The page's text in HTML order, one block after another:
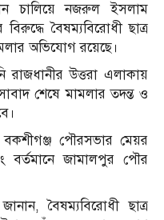
চালিয়ে নজরুল ইসলাম
বৈষম্যবিরোধী ছাত্র
অভিযোগ রয়েছে।
রাজধানীর উত্তরা এলাকায়
শেষে মামলার তদন্ত ও
পৌরসভার মেয়র
বর্তমানে জামালপুর পৌর
বৈষম্যবিরোধী ছাত্র